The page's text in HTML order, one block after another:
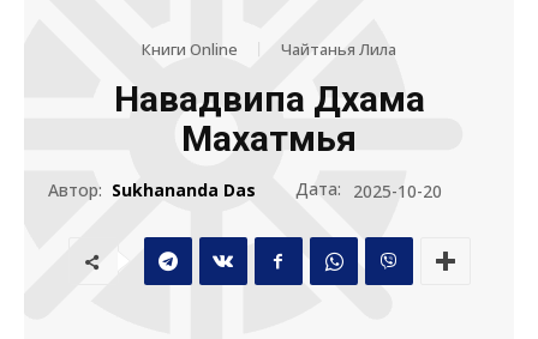
Книги Online Чайтанья Лила
Навадвипа Дхама
Махатмья
Автор: Sukhananda Das Дата: 2025-10-20